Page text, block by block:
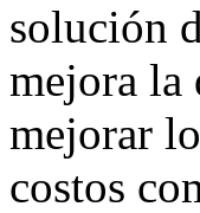
solución
mejora la
mejorar
costos